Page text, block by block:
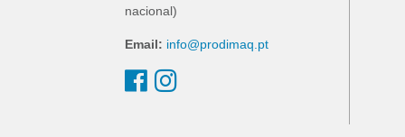
nacional)
Email: info@prodimaq.pt